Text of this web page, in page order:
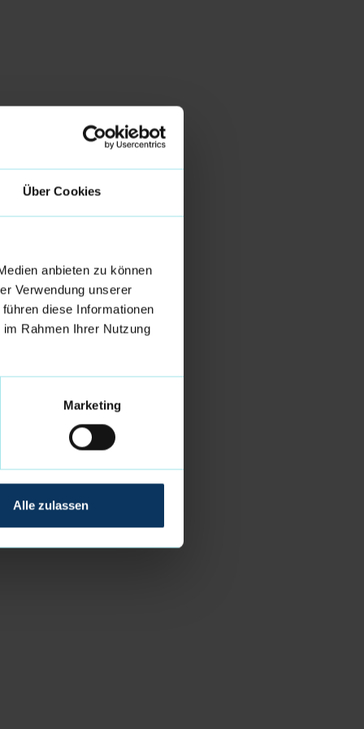
Über Cookies
anbieten zu können
Verwendung unserer
diese Informationen
Rahmen Ihrer Nutzung
Marketing
Alle zulassen